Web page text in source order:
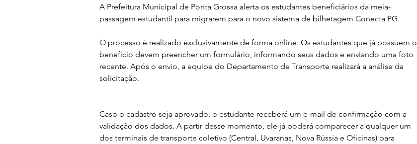
A Prefeitura Municipal de Ponta Grossa alerta os estudantes beneficiários da meia-
passagem estudantil para migrarem para o novo sistema de bilhetagem Conecta PG.
O processo é realizado exclusivamente de forma online. Os estudantes que já possuem o
benefício devem preencher um formulário, informando seus dados e enviando uma foto
recente. Após o envio, a equipe do Departamento de Transporte realizará a análise da
solicitação.
Caso o cadastro seja aprovado, o estudante receberá um e-mail de confirmação com a
validação dos dados. A partir desse momento, ele já poderá comparecer a qualquer um
dos terminais de transporte coletivo (Central, Uvaranas, Nova Rússia e Oficinas) para